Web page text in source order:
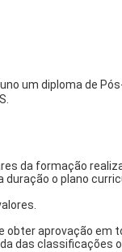
um diploma de
da formação
o plano
aprovação em
das classificações